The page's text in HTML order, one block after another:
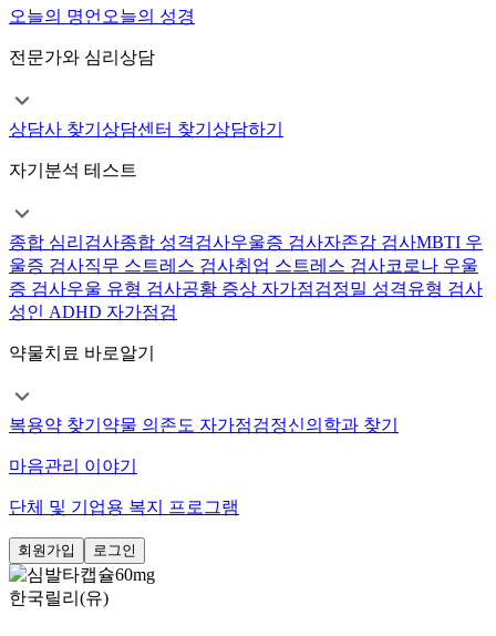
오늘의 명언 오늘의 성경
전문가와 심리상담
상담사 찾기 상담센터 찾기 상담하기
자기분석 테스트
종합 심리검사종합 성격검사우울증 검사자존감 검사MBTI 우
울증 검사직무 스트레스 검사취업 스트레스 검사코로나 우울
증 검사우울 유형 검사공황 증상 자가점검정밀 성격유형 검사
성인 ADHD 자가점검
약물치료 바로알기
복용약 찾기 약물 의존도 자가점검정신의학과 찾기
마음관리 이야기
단체 및 기업용 복지 프로그램
회원가입 로그인
한국릴리(유)